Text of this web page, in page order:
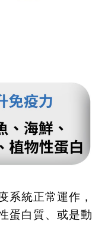
系統正常運作，
蛋白質、或是動